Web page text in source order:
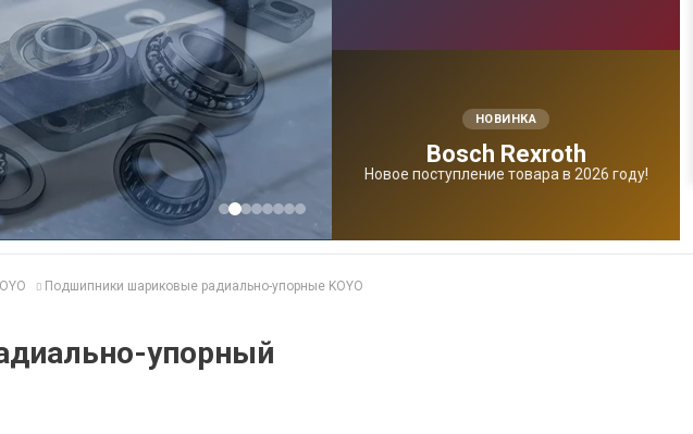
НОВИНКА
Bosсh Rexroth
Новое поступление товара в 2026 году!
Подшипники шариковые радиально-упорные KOYO
упорный